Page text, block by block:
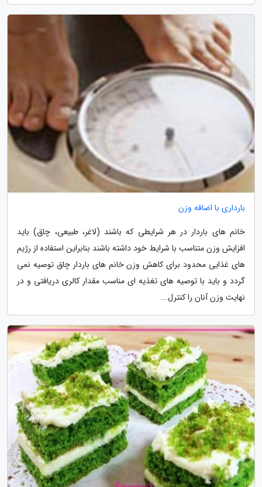
بارداری با اضافه وزن
خانم های باردار در هر شرایطی که باشند (لاغر، طبیعی، چاق) باید
افزایش وزن متناسب با شرایط خود داشته باشند بنابراین استفاده از رژیم
های غذایی محدود برای کاهش وزن خانم های باردار چاق توصیه نمی
گردد و باید با توصیه های تغذیه ای مناسب مقدار کالری دریافتی و در
نهایت وزن آنان را کنترل...